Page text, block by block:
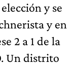
y se
y en
2 a 1 de la
Un distrito